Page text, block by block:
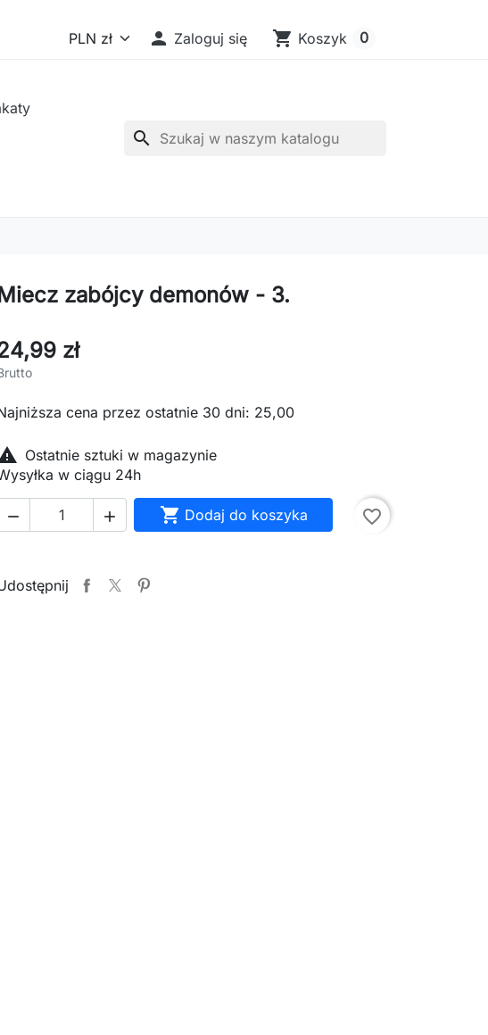
 Zaloguj się shopping_cart Koszyk 0
search
zabójcy demonów - 3.
zł
cena przez ostatnie 30 dni: 25,00
Ostatnie sztuki w magazynie
w ciągu 24h
   Dodaj do koszyka favorite_border